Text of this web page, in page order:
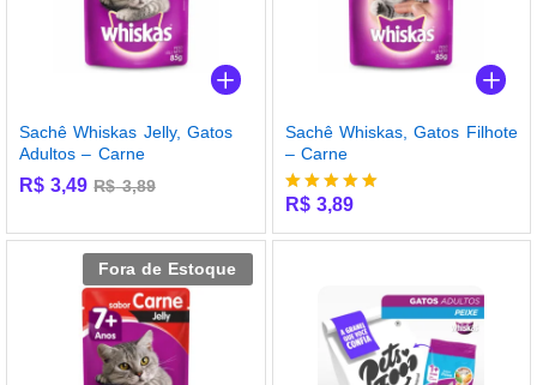
Sachê Whiskas Jelly, Gatos
Adultos – Carne
R$ 3,49 R$3,89
Sachê Whiskas, Gatos Filhote
– Carne
Avaliação
de 5
R$3,89
Fora de Estoque